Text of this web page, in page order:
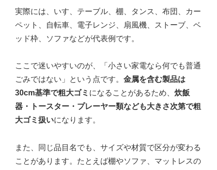
実際には、いす、テーブル、棚、タンス、布団、カー
ペット、自転車、電子レンジ、扇風機、ストーブ、ベ
ッド枠、ソファなどが代表例です。
ここで迷いやすいのが、「小さい家電なら何でも普通
ごみではない」という点です。 金属を含む製品は
30cm基準で粗大ゴミ になることがあるため、 炊飯
器・トースター・プレーヤー類なども大きさ次第で粗
大ゴミ扱いになります。
また、同じ品目名でも、サイズや材質で区分が変わる
ことがあります。たとえば棚やソファ、マットレスの